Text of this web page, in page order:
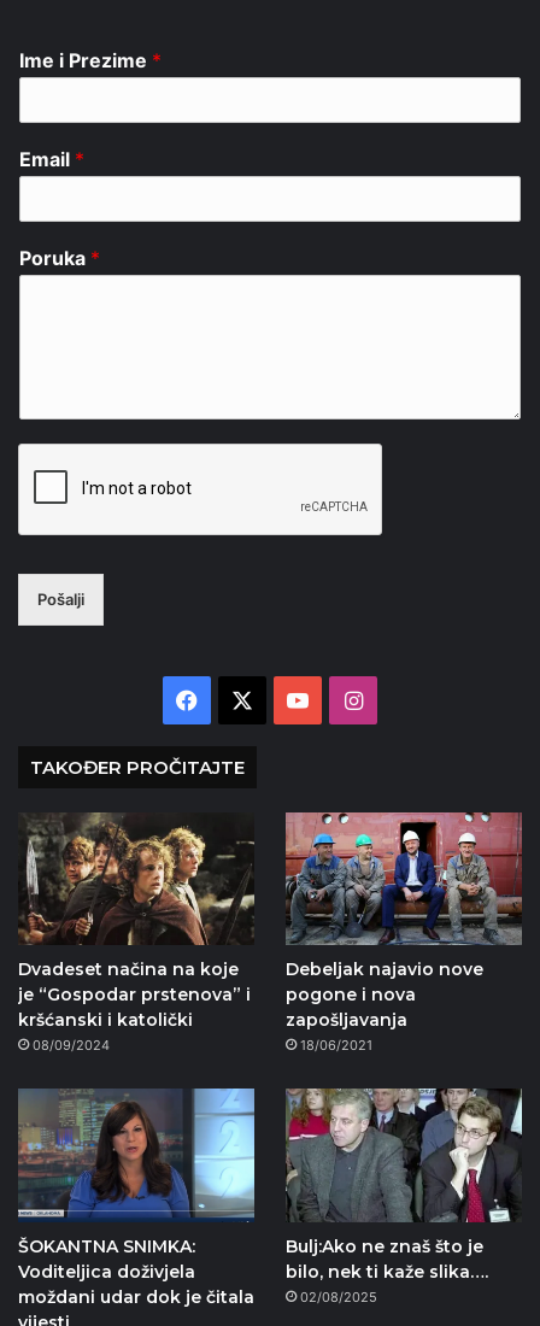
Ime i Prezime *
Email *
Poruka *
Pošalji
Facebook YouTubeInstagram
TAKOĐER PROČITAJTE
Dvadeset načina na koje
je “Gospodar prstenova” i
kršćanski i katolički
08/09/2024
Debeljak najavio nove
pogone i nova
zapošljavanja
18/06/2021
ŠOKANTNA SNIMKA:
Voditeljica doživjela
moždani udar dok je čitala
Bulj:Ako ne znaš što je
bilo, nek ti kaže slika….
02/08/2025